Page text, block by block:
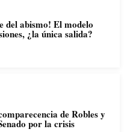
del abismo! El modelo
¿la única salida?
de Robles y
por la crisis